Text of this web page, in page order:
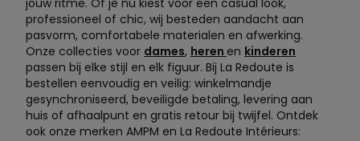
professioneel of chic, wij besteden aandacht aan
pasvorm, comfortabele materialen en afwerking.
Onze collecties voor dames, heren en kinderen
passen bij elke stijl en elk figuur. Bij La Redoute is
bestellen eenvoudig en veilig: winkelmandje
gesynchroniseerd, beveiligde betaling, levering aan
huis of afhaalpunt en gratis retour bij twijfel. Ontdek
ook onze merken AMPM en La Redoute Intérieurs: